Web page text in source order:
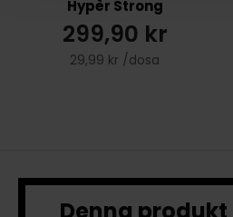
Hypèr Strong
299,90 kr
29,99 kr /dosa